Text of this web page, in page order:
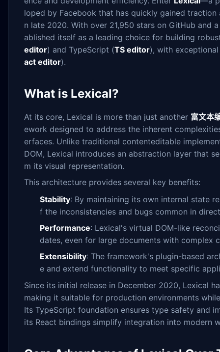
loped by Facebook that has quickly gained traction
n late 2020. With over 21,950 stars on GitHub and
ablished itself as a leading choice for building
editor) and TypeScript (TS editor), with
act editor).
What is Lexical?
At its core, Lexical is more than just another 富文本
ework designed to address the inherent
erfaces. Unlike traditional contenteditable
DOM, Lexical introduces an abstraction layer that
m its visual representation.
This architecture provides several key benefits:
Stability: By maintaining its own internal state
f the inconsistencies and bugs common in
Performance: Lexical's virtual DOM-like
dates, even for large documents with complex
Extensibility: The framework's plugin-based
e and extend functionality to meet specific
Since its initial release in December 2020, Lexical
making it suitable for production environments
Its TypeScript foundation ensures type safety and
its React bindings simplify integration into modern